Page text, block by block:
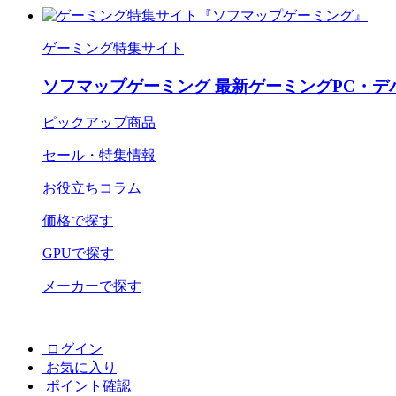
ゲーミング特集サイト
ソフマップゲーミング 最新ゲーミングPC・デ
ピックアップ商品
セール・特集情報
お役立ちコラム
価格で探す
GPUで探す
メーカーで探す
ログイン
お気に入り
ポイント確認